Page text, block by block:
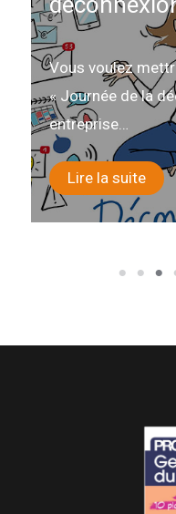
Vous voulez
« Journée de la
entreprise…
Lire la suite